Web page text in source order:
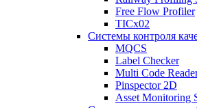
Free Flow Profiler
TICx02
Системы контроля
MQCS
Label Checker
Multi Code
Pinspector 2D
Asset Monitoring